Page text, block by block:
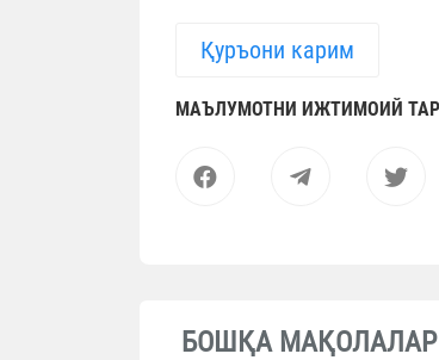
Қуръони карим
МАЪЛУМОТНИ ИЖТИМОИЙ
БОШҚА МАҚОЛАЛАР